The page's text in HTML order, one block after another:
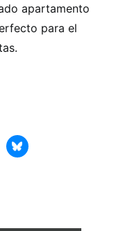
apartamento
para el